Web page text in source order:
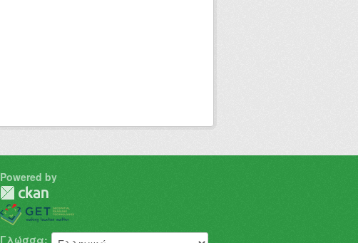
Powered by
Γλώσσα